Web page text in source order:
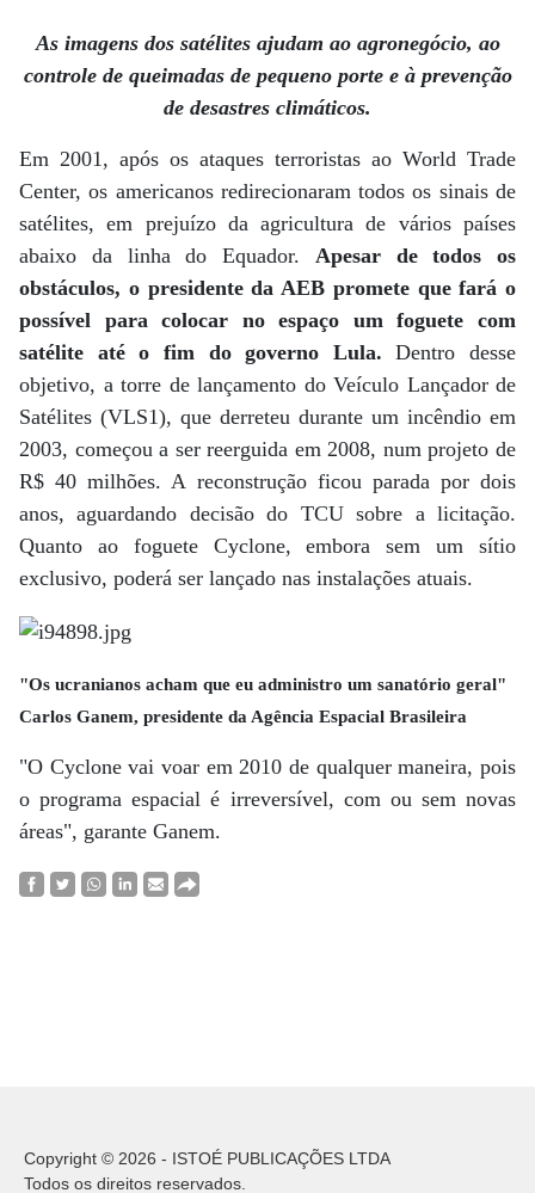
As imagens dos satélites ajudam ao agronegócio, ao
controle de queimadas de pequeno porte e à prevenção
de desastres climáticos.
Em 2001, após os ataques terroristas ao World Trade
Center, os americanos redirecionaram todos os sinais de
satélites, em prejuízo da agricultura de vários países
abaixo da linha do Equador. Apesar de todos os
obstáculos, o presidente da AEB promete que fará o
possível para colocar no espaço um foguete com
satélite até o fim do governo Lula.Dentro desse
objetivo, a torre de lançamento do Veículo Lançador de
Satélites (VLS1), que derreteu durante um incêndio em
2003, começou a ser reerguida em 2008, num projeto de
R$ 40 milhões. A reconstrução ficou parada por dois
anos, aguardando decisão do TCU sobre a licitação.
Quanto ao foguete Cyclone, embora sem um sítio
exclusivo, poderá ser lançado nas instalações atuais.
"Os ucranianos acham que eu administro um sanatório geral"
Carlos Ganem, presidente da Agência Espacial Brasileira
"O Cyclone vai voar em 2010 de qualquer maneira, pois
o programa espacial é irreversível, com ou sem novas
áreas", garante Ganem.
Copyright © 2026 - ISTOÉ PUBLICAÇÕES LTDA
Todos os direitos reservados.